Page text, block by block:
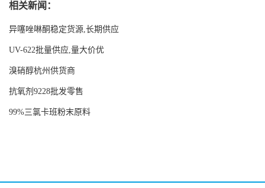
相关新闻：
异噻唑啉酮稳定货源,长期供应
UV-622批量供应,量大价优
溴硝醇杭州供货商
抗氧剂9228批发零售
99%三氯卡班粉末原料